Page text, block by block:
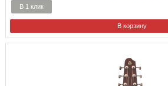
В 1 клик